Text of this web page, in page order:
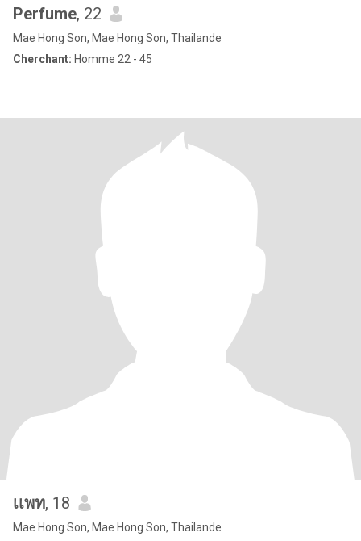
Perfume, 22
Mae Hong Son, Mae Hong Son, Thailande
Cherchant: Homme 22 - 45
เเพท, 18
Mae Hong Son, Mae Hong Son, Thailande